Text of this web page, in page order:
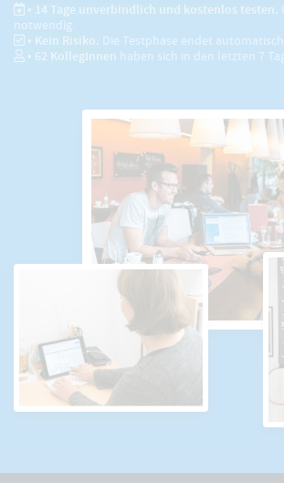
• 14 Tage unverbindlich und kostenlos testen.
notwendig.
• Kein Risiko. Die Testphase endet
• 62 KollegInnen haben sich in den letzten 7